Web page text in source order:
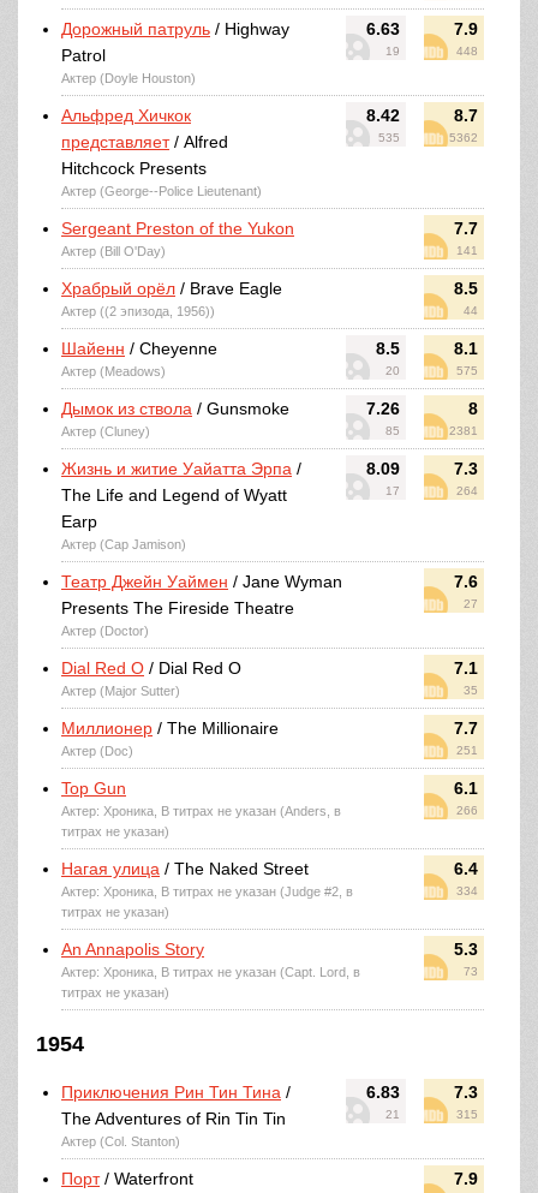
6.63
19
7.9
448
Дорожный патруль / Highway
Patrol
Актер (Doyle Houston)
8.42
535
8.7
5362
Альфред Хичкок
представляет/ Alfred
Hitchcock Presents
Актер (George--Police Lieutenant)
7.7
141
Sergeant Preston of the Yukon
Актер (Bill O'Day)
8.5
44
Храбрый орёл / Brave Eagle
Актер ((2 эпизода, 1956))
8.5
20
8.1
575
Шайенн / Cheyenne
Актер (Meadows)
7.26
85
8
2381
Дымок из ствола / Gunsmoke
Актер (Cluney)
8.09
17
7.3
264
Жизнь и житие Уайатта Эрпа /
The Life and Legend of Wyatt
Earp
Актер (Cap Jamison)
7.6
27
Театр Джейн Уаймен / Jane Wyman
Presents The Fireside Theatre
Актер (Doctor)
7.1
35
Dial Red O / Dial Red O
Актер (Major Sutter)
7.7
251
Миллионер / The Millionaire
Актер (Doc)
6.1
266
Top Gun
Актер: Хроника, В титрах не указан (Anders, в
титрах не указан)
6.4
334
Нагая улица / The Naked Street
Актер: Хроника, В титрах не указан (Judge #2, в
титрах не указан)
5.3
73
An Annapolis Story
Актер: Хроника, В титрах не указан (Capt. Lord, в
титрах не указан)
1954
6.83
21
7.3
315
Приключения Рин Тин Тина /
The Adventures of Rin Tin Tin
Актер (Col. Stanton)
7.9
Порт/ Waterfront